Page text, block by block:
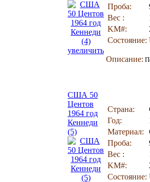
увеличить
Проба:
Вес :
KM#:
Состояние:
Описание:
США 50
Центов
1964 год
Кеннеди
(5)
Страна:
Год:
Материал:
Проба:
Вес :
KM#:
Состояние: